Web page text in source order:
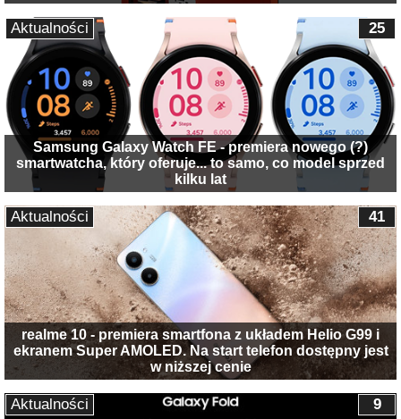
Samsung Galaxy Watch FE - premiera nowego (?)
smartwatcha, który oferuje... to samo, co model sprzed
kilku lat
25
Aktualności
realme 10 - premiera smartfona z układem Helio G99 i
ekranem Super AMOLED. Na start telefon dostępny jest
w niższej cenie
41
Aktualności
9
Aktualności